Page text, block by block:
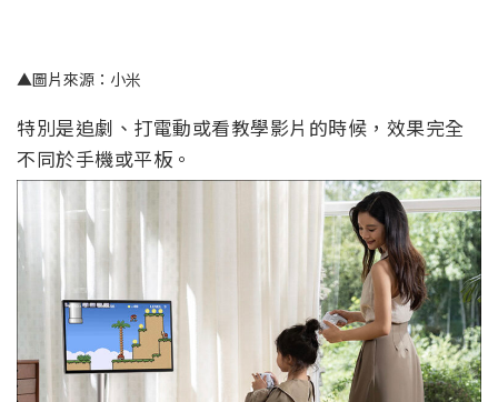
▲圖片來源：小米
特別是追劇、打電動或看教學影片的時候，效果完全
不同於手機或平板。